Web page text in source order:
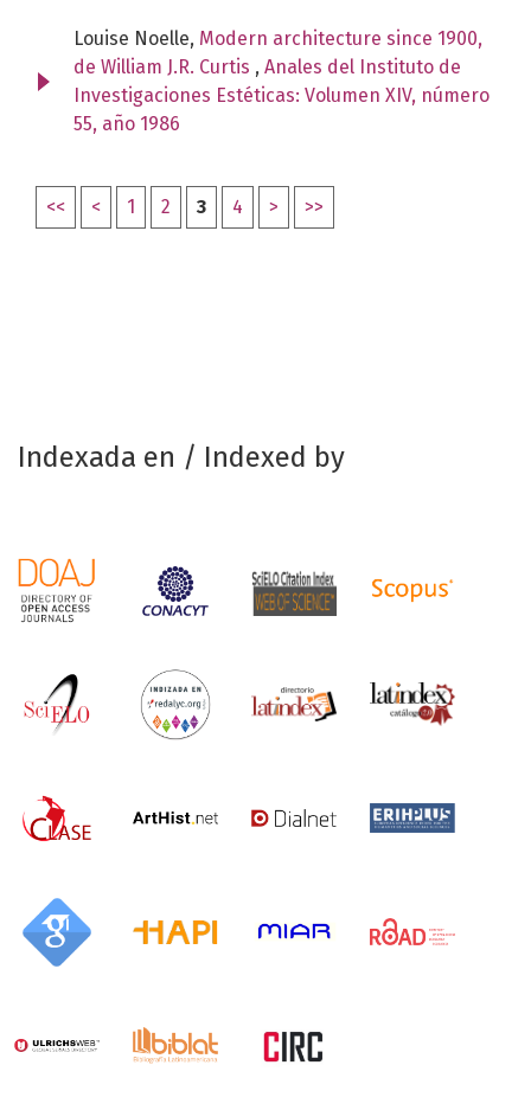
Louise Noelle, Modern architecture since 1900,
de William J.R. Curtis , Anales del Instituto de
Investigaciones Estéticas: Volumen XIV, número
55, año 1986
<< < 1 2 3 4 > >>
Indexada en / Indexed by